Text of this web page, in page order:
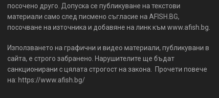
посочено друго. Допуска се публикуване на текстови
материали само след писмено съгласие на AFISH.BG,
посочване на източника и добавяне на линк към www.afish.bg.
Използването на графични и видео материали, публикувани в
сайта, е строго забранено. Нарушителите ще бъдат
санкционирани с цялата строгост на закона. Прочети повече
на: https://www.afish.bg/